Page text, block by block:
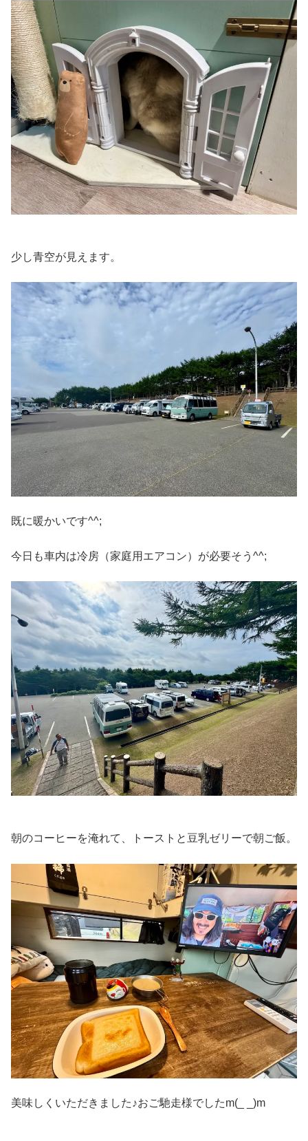
少し青空が見えます。
既に暖かいです^^;
今日も車内は冷房（家庭用エアコン）が必要そう^^;
朝のコーヒーを淹れて、トーストと豆乳ゼリーで朝ご飯。
美味しくいただきました♪おご馳走様でしたm(_ _)m